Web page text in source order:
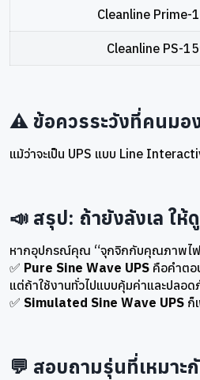
Cleanline Prime-
Cleanline PS-
⚠️ ข้อควรระวังที่คนมอ
แม้ว่าจะเป็น UPS แบบ Line
📣 สรุป: ถ้ายังลังเล ใ
หากอุปกรณ์คุณ “จุกจิกกับคุณภาพไฟ
✅ Pure Sine Wave UPS คือคำตอ
แต่ถ้าใช้งานทั่วไปแบบคุ้มค่าและปลอด
✅ Simulated Sine Wave UPS ก็
💬 สอบถามรุ่นที่เหมา